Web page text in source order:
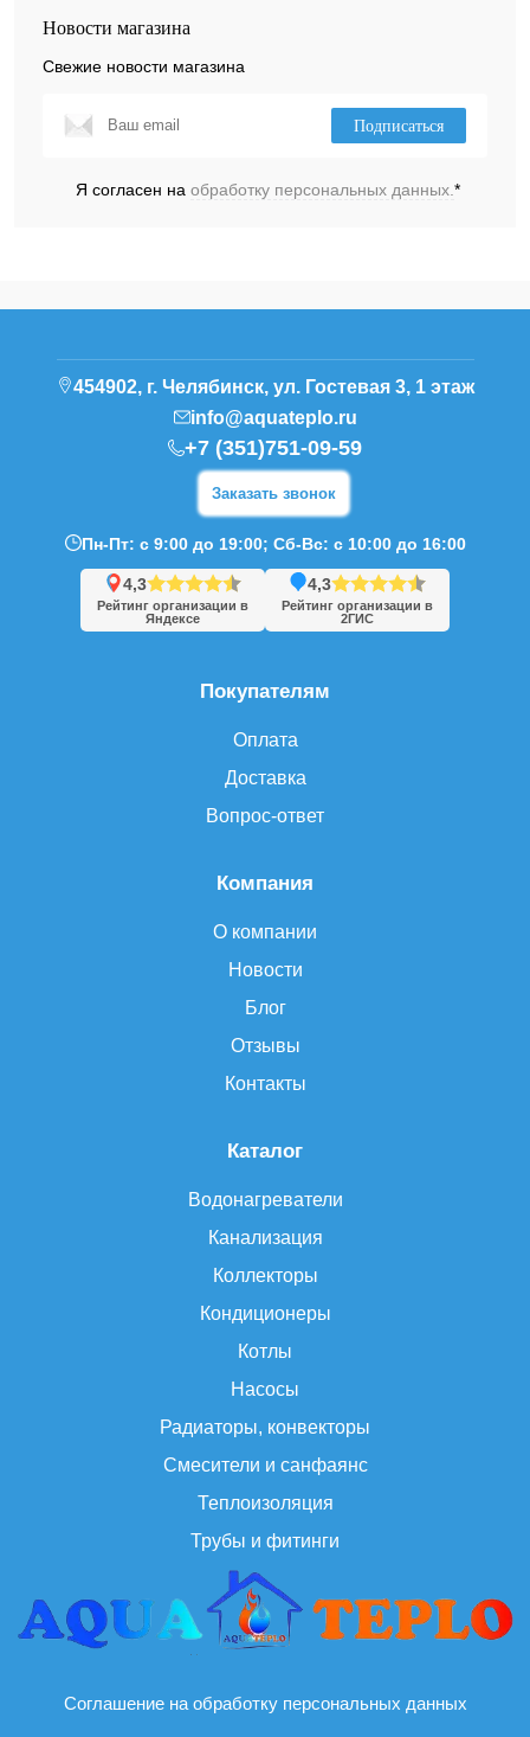
Новости магазина
Свежие новости магазина
Подписаться
Я согласен на обработку персональных данных.*
Каталог
Водонагреватели
Канализация
Коллекторы
Кондиционеры
Котлы
Насосы
Радиаторы, конвекторы
Смесители и санфаянс
Теплоизоляция
Трубы и фитинги
Компания
О компании
Новости
Блог
Отзывы
Контакты
Покупателям
Оплата
Доставка
Вопрос-ответ
454902, г. Челябинск, ул. Гостевая 3, 1 этаж
info@aquateplo.ru
+7 (351)751-09-59
Заказать звонок
Пн-Пт: с 9:00 до 19:00; Сб-Вс: с 10:00 до 16:00
4,3
Рейтинг организации в
Яндексе
4,3
Рейтинг организации в
2ГИС
Соглашение на обработку персональных данных